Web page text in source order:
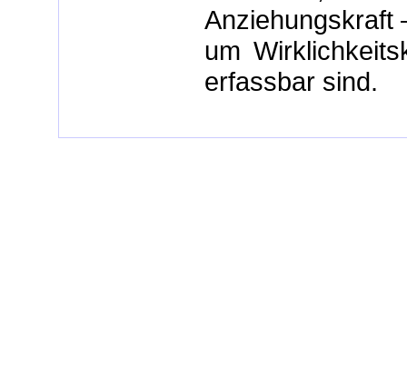
Anziehungskraft
um
erfassbar sind.